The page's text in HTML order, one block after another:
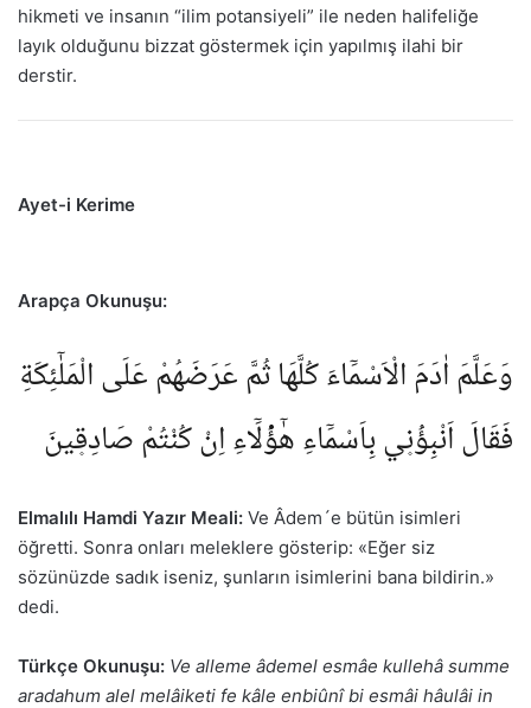
hikmeti ve insanın “ilim potansiyeli” ile neden halifeliğe
layık olduğunu bizzat göstermek için yapılmış ilahi bir
derstir.
Ayet-i Kerime
Arapça Okunuşu:
وَعَلَّمَ اٰدَمَ الْاَسْمَٓاءَ كُلَّهَا ثُمَّ عَرَضَهُمْ عَلَى الْمَلٰٓئِكَةِ
فَقَالَ اَنْبِؤُ۫ن۪ي بِاَسْمَٓاءِ هٰٓؤُ۬لَٓاءِ اِنْ كُنْتُمْ صَادِق۪ينَ
Elmalılı Hamdi Yazır Meali: Ve Âdem´e bütün isimleri
öğretti. Sonra onları meleklere gösterip: «Eğer siz
sözünüzde sadık iseniz, şunların isimlerini bana bildirin.»
dedi.
Türkçe Okunuşu: Ve alleme âdemel esmâe kullehâ summe
aradahum alel melâiketi fe kâle enbiûnî bi esmâi hâulâi in